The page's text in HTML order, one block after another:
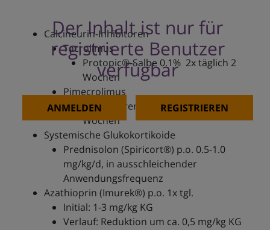
Der Inhalt ist nur für
registrierte Benutzer
verfügbar
ANMELDEN REGISTRIEREN
Calcineurin-Inhibitoren
Tacrolimus
Protopic®-Salbe 0.1% 2x täglich 2
Wochen
Pimecrolimus
Elidel®-Creme 1% 2x tgl. für 2
Wochen
Systemische Glukokortikoide
Prednisolon (Spiricort®) p.o. 0.5-1.0
mg/kg/d, in ausschleichender
Anwendungsfrequenz
Azathioprin (Imurek®) p.o. 1x tgl.
Initial: 1-3 mg/kg KG
Verlauf: Reduktion um ca. 0,5 mg/kg KG